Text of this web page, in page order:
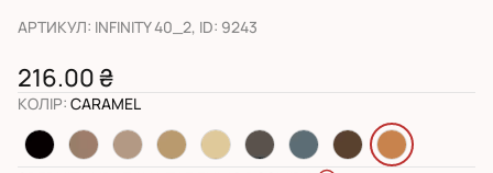
АРТИКУЛ: INFINITY 40_2, ID: 9243
216.00 ₴
КОЛІР: CARAMEL